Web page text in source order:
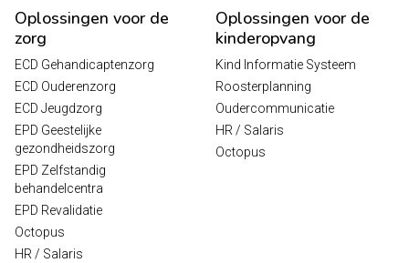
Oplossingen voor de
zorg
ECD Gehandicaptenzorg
ECD Ouderenzorg
ECD Jeugdzorg
EPD Geestelijke
gezondheidszorg
EPD Zelfstandig
behandelcentra
EPD Revalidatie
Octopus
HR / Salaris
Oplossingen voor de
kinderopvang
Kind Informatie Systeem
Roosterplanning
Oudercommunicatie
HR / Salaris
Octopus